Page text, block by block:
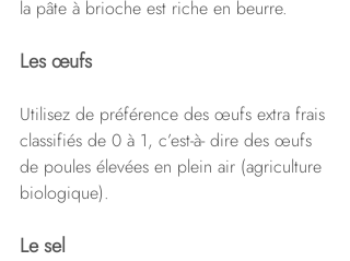
la pâte à brioche est riche en beurre.
Les œufs
Utilisez de préférence des œufs extra frais
classifiés de 0 à 1, c’est-à- dire des œufs
de poules élevées en plein air (agriculture
biologique).
Le sel